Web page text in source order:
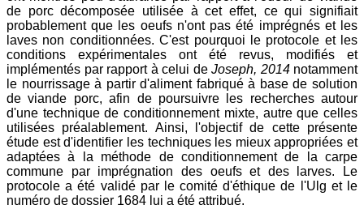
de porc décomposée utilisée à cet effet, ce qui signifiait
probablement que les oeufs n'ont pas été imprégnés et les
laves non conditionnées. C'est pourquoi le protocole et les
conditions expérimentales ont été revus, modifiés et
implémentés par rapport à celui de Joseph, 2014 notamment
le nourrissage à partir d'aliment fabriqué à base de solution
de viande porc, afin de poursuivre les recherches autour
d'une technique de conditionnement mixte, autre que celles
utilisées préalablement. Ainsi, l'objectif de cette présente
étude est d'identifier les techniques les mieux appropriées et
adaptées à la méthode de conditionnement de la carpe
commune par imprégnation des oeufs et des larves. Le
protocole a été validé par le comité d'éthique de l'Ulg et le
numéro de dossier 1684 lui a été attribué.